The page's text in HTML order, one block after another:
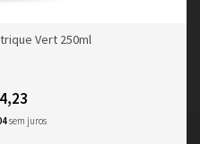
Vert 250ml
sem juros